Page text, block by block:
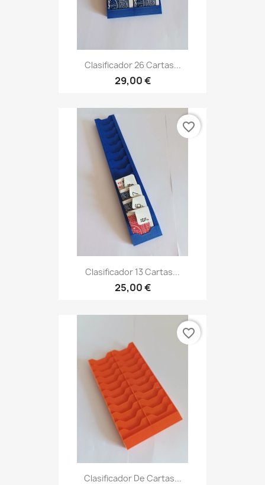
Clasificador 26 Cartas...
29,00 €
Clasificador 13 Cartas...
25,00 €
favorite_border
Clasificador De Cartas...
favorite_border